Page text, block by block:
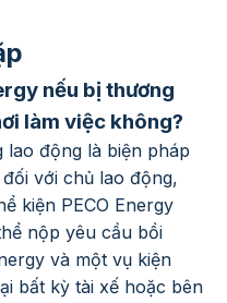
nếu bị thương
làm việc không?
lao động là biện pháp
với chủ lao động,
kiện PECO Energy
nộp yêu cầu bồi
và một vụ kiện
bất kỳ tài xế hoặc bên